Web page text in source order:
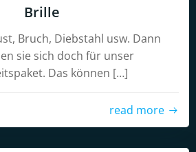
Brille
Bruch, Diebstahl usw. Dann
sie sich doch für unser
Das können […]
read more